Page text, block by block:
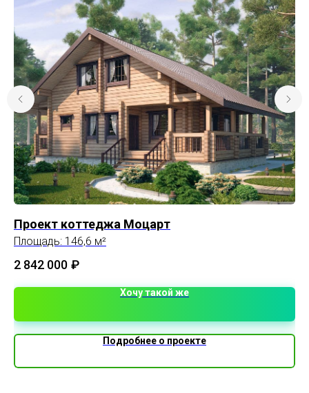
Проект коттеджа Моцарт
Площадь: 146,6 м²
2 842 000 ₽
Хочу такой же
Подробнее о проекте